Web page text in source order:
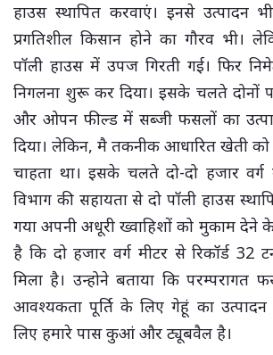
हाउस स्थापित करवाएं। इनसे उत्पादन
प्रगतिशील किसान होने का गौरव भी।
पॉली हाउस में उपज गिरती गई। फिर
निगलना शुरू कर दिया। इसके चलते दोनों
और ओपन फील्ड में सब्जी फसलों का
दिया। लेकिन, मै तकनीक आधारित खेती को
चाहता था। इसके चलते दो-दो हजार वर्ग
विभाग की सहायता से दो पॉली हाउस
गया अपनी अधूरी ख्वाहिशों को मुकाम देने के
है कि दो हजार वर्ग मीटर से रिकॉर्ड 32
मिला है। उन्होने बताया कि परम्परागत
आवश्यकता पूर्ति के लिए गेहूं का
लिए हमारे पास कुआं और ट्यूबवैल है।